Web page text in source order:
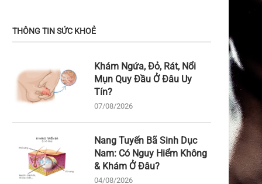
THÔNG TIN SỨC KHOẺ
Khám Ngứa, Đỏ, Rát, Nổi
Mụn Quy Đầu Ở Đâu Uy
Tín?
07/08/2026
Nang Tuyến Bã Sinh Dục
Nam: Có Nguy Hiểm Không
& Khám Ở Đâu?
04/08/2026